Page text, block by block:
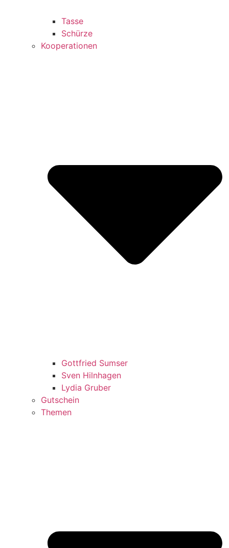
Tasse
Schürze
Kooperationen
Gottfried Sumser
Sven Hilnhagen
Lydia Gruber
Gutschein
Themen